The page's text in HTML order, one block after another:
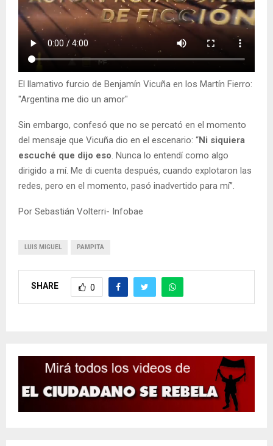
El llamativo furcio de Benjamín Vicuña en los Martín Fierro:
"Argentina me dio un amor"
Sin embargo, confesó que no se percató en el momento
del mensaje que Vicuña dio en el escenario: “Ni siquiera
escuché que dijo eso. Nunca lo entendí como algo
dirigido a mí. Me di cuenta después, cuando explotaron las
redes, pero en el momento, pasó inadvertido para mí”.
Por Sebastián Volterri- Infobae
LUIS MIGUEL PAMPITA
SHARE 0